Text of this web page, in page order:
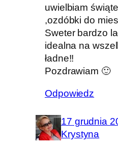
uwielbiam
,ozdóbki do
Sweter bardzo
idealna na
ładne!!
Pozdrawiam 🙂
Odpowiedz
17 grudnia
Krystyna